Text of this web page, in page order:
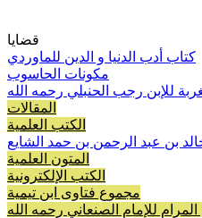
قضايا
كتاب أدب الدنيا و الدين للماوردي
مكونات الحاسوب
للإبن رجب الحنبلي رحمه الله
المقالات
الكتب العلمية
بن عبد الرحمن بن حمد الشايع
المتون العلمية
الكتب الإلكترونية
مجموع فتاوى ابن تيمية
للإمام الصنعاني رحمه الله